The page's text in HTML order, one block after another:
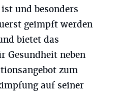
und besonders
geimpft werden
bietet das
Gesundheit neben
zum
auf seiner